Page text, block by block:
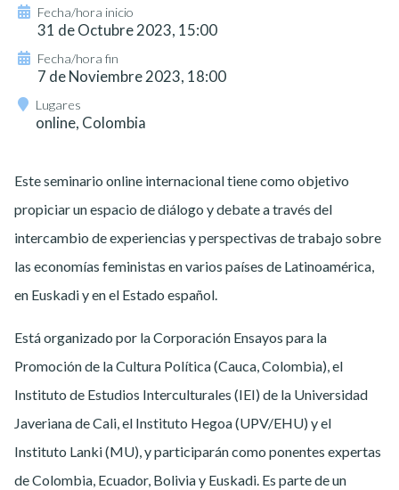
Este seminario online internacional tiene como objetivo
propiciar un espacio de diálogo y debate a través del
intercambio de experiencias y perspectivas de trabajo sobre
las economías feministas en varios países de Latinoamérica,
en Euskadi y en el Estado español.
Está organizado por la Corporación Ensayos para la
Promoción de la Cultura Política (Cauca, Colombia), el
Instituto de Estudios Interculturales (IEI) de la Universidad
Javeriana de Cali, el Instituto Hegoa (UPV/EHU) y el
Instituto Lanki (MU), y participarán como ponentes expertas
de Colombia, Ecuador, Bolivia y Euskadi. Es parte de un
Fecha/hora inicio
31 de Octubre 2023, 15:00
Fecha/hora fin
7 de Noviembre 2023, 18:00
Lugares
online, Colombia